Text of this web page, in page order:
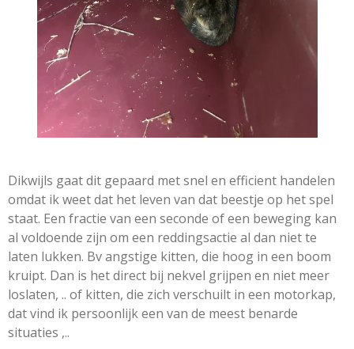
Dikwijls gaat dit gepaard met snel en efficient handelen
omdat ik weet dat het leven van dat beestje op het spel
staat. Een fractie van een seconde of een beweging kan
al voldoende zijn om een reddingsactie al dan niet te
laten lukken. Bv angstige kitten, die hoog in een boom
kruipt. Dan is het direct bij nekvel grijpen en niet meer
loslaten, .. of kitten, die zich verschuilt in een motorkap,
dat vind ik persoonlijk een van de meest benarde
situaties ,..